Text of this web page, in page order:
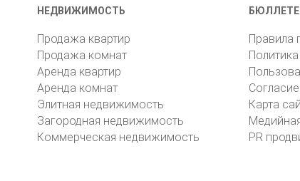
НЕДВИЖИМОСТЬ
Продажа квартир
Продажа комнат
Аренда квартир
Аренда комнат
Элитная недвижимость
Загородная недвижимость
Коммерческая недвижимость
Правила
Карта
PR